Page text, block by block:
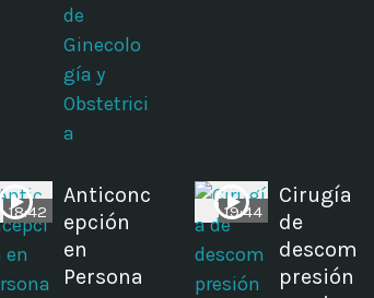
de
Ginecolo
gía y
Obstetrici
a
18:42
Anticonc
epción
en
Persona
19:44
Cirugía
de
descom
presión